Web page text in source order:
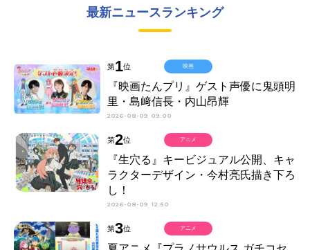
最新ニュースランキング
第1位
『映画たんプリ』ゲスト声優に鬼頭明
里・島﨑信長・内山昂輝
2026-08-09 09:00
映画
第2位
『生穴る』キービジュアル公開、キャ
ラクターデザイン・今村亮氏描き下ろ
し！
2026-08-09 12:50
アニメ
第3位 アニメ